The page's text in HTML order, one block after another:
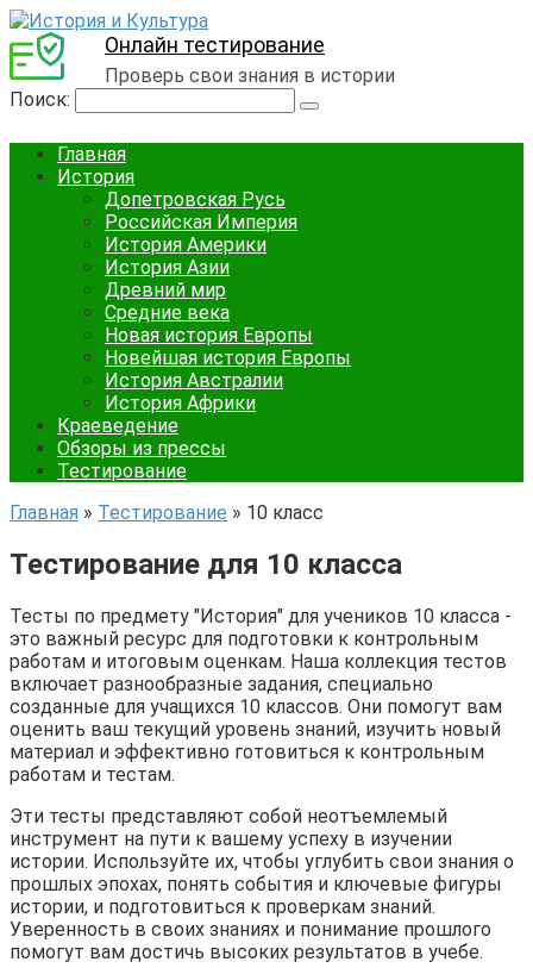
Онлайн тестирование
Проверь свои знания в истории
Поиск:
Главная
История
Допетровская Русь
Российская Империя
История Америки
История Азии
Древний мир
Средние века
Новая история Европы
Новейшая история Европы
История Австралии
История Африки
Краеведение
Обзоры из прессы
Тестирование
Главная » Тестирование » 10 класс
Тестирование для 10 класса
Тесты по предмету "История" для учеников 10 класса -
это важный ресурс для подготовки к контрольным
работам и итоговым оценкам. Наша коллекция тестов
включает разнообразные задания, специально
созданные для учащихся 10 классов. Они помогут вам
оценить ваш текущий уровень знаний, изучить новый
материал и эффективно готовиться к контрольным
работам и тестам.
Эти тесты представляют собой неотъемлемый
инструмент на пути к вашему успеху в изучении
истории. Используйте их, чтобы углубить свои знания о
прошлых эпохах, понять события и ключевые фигуры
истории, и подготовиться к проверкам знаний.
Уверенность в своих знаниях и понимание прошлого
помогут вам достичь высоких результатов в учебе.